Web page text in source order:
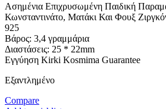
Ασημένια Επιχρυσωμένη Παιδική
Κωνσταντινάτο, Ματάκι Και Φουξ
925
Βάρος: 3,4 γραμμάρια
Διαστάσεις: 25 * 22mm
Εγγύηση Kirki Kosmima Guarantee
Εξαντλημένο
Compare